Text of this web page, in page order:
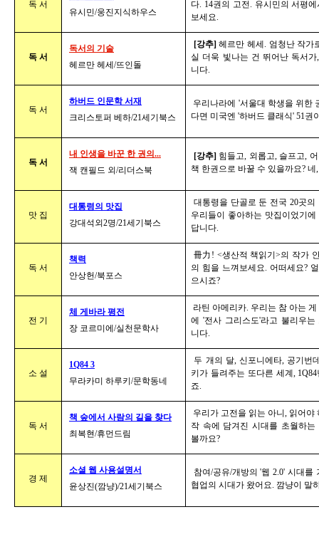
독 서
유시민/웅진지식하우스
다. 14권의 고전. 유시민의 서평
보세요.
독 서
독서의 기술
헤르만 헤세/뜨인돌
[강추] 헤르만 헤세. 엄청난 작가
실 더욱 빛나는 건 뛰어난 독서
니다.
독 서
하버드 인문학 서재
크리스토퍼 베하/21세기북스
우리나라에 '서울대 학생을 위한
다면 미국엔 '하버드 클래식' 51권
독 서
내 인생을 바꾼 한 권의...
잭 캔필드 외/리더스북
[강추] 힘들고, 외롭고, 슬프고,
책 한권으로 바꿀 수 있을까요?
맛 집
대통령의 맛집
강대석외2명/21세기북스
대통령을 단골로 둔 전국 20곳의
우리들이 좋아하는 맛집이었기
답니다.
독 서
책력
안상헌/북포스
冊力! <생산적 책읽기>의 작가
의 힘을 느껴보세요. 어떠세요?
으시죠?
전 기
체 게바라 평전
장 코르미에/실천문학사
라틴 아메리카. 우리는 참 아는
에 '전사 그리스도'라고 불리우
니다.
소 설
1Q84 3
무라카미 하루키/문학동네
두 개의 달, 신포니에타, 공기번
키가 들려주는 또다른 세계,
죠.
독 서
책 숲에서 사람의 길을 찾다
최복현/휴먼드림
우리가 고전을 읽는 아니, 읽어야
작 속에 담겨진 시대를 초월하
볼까요?
경 제
소셜 웹 사용설명서
윤상진(깜냥)/21세기북스
참여/공유/개방의 '웹 2.0' 시대를
협업의 시대가 왔어요. 깜냥이 말